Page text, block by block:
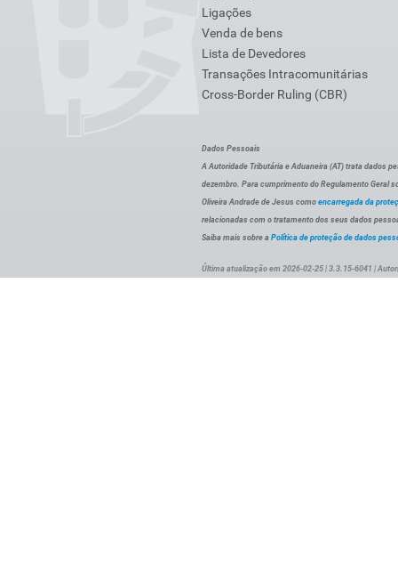
Ligações
Venda de bens
Lista de Devedores
Transações Intracomunitárias
Cross-Border Ruling (CBR)
Dados Pessoais
A Autoridade Tributária e Aduaneira (AT) trata dados
dezembro. Para cumprimento do Regulamento Geral
Oliveira Andrade de Jesus como encarregada da
relacionadas com o tratamento dos seus dados
Saiba mais sobre a Política de proteção de dados
Última atualização em 2026-02-25 | 3.3.15-6041 |